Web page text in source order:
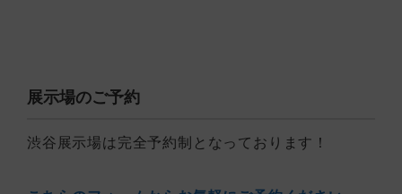
展示場のご予約
渋谷展示場は完全予約制となっております！